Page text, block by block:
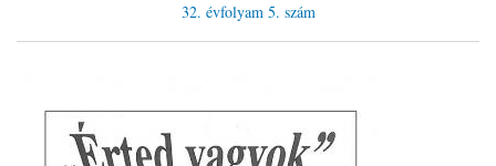
32. évfolyam 5. szám